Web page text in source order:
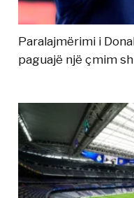
Paralajmërimi i
paguajë një çmim